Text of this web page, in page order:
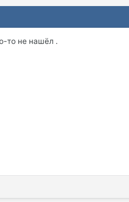
то не нашёл .